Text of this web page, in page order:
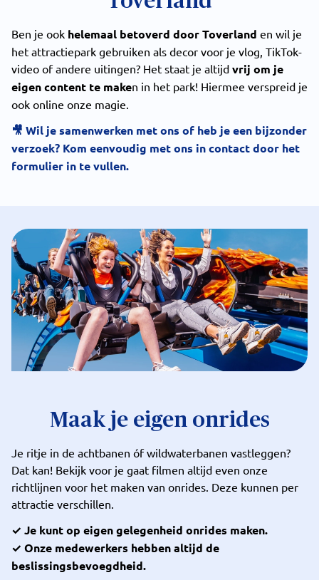
Ben je ook helemaal betoverd door Toverland en wil je
het attractiepark gebruiken als decor voor je vlog, TikTok-
video of andere uitingen? Het staat je altijd vrij om je
eigen content te maken in het park! Hiermee verspreid je
ook online onze magie.
🎥 Wil je samenwerken met ons of heb je een bijzonder
verzoek? Kom eenvoudig met ons in contact door het
formulier in te vullen.
Maak je eigen onrides
Je ritje in de achtbanen óf wildwaterbanen vastleggen?
Dat kan! Bekijk voor je gaat filmen altijd even onze
richtlijnen voor het maken van onrides. Deze kunnen per
attractie verschillen.
✓ Je kunt op eigen gelegenheid onrides maken.
✓ Onze medewerkers hebben altijd de
beslissingsbevoegdheid.